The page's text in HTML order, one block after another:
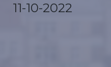
11-10-2022